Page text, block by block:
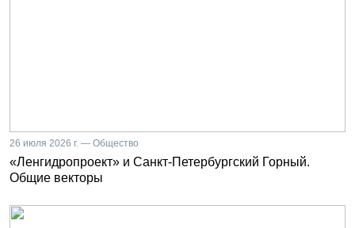
26 июля 2026 г. — Общество
«Ленгидропроект» и Санкт-Петербургский Горный.
Общие векторы